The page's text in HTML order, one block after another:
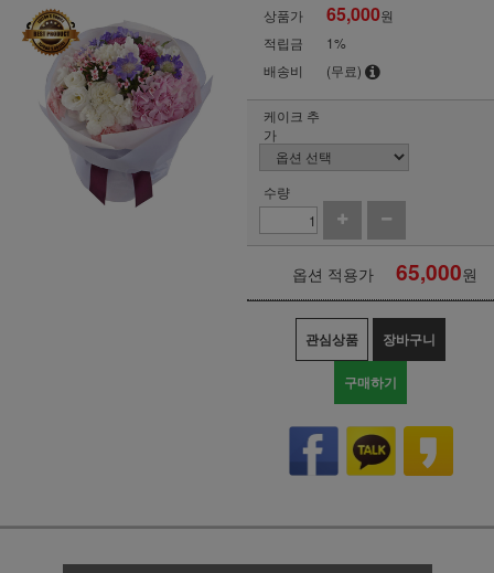
상품가 65,000원
적립금
1%
배송비
(무료)
케이크 추
가
수량
옵션 적용가 65,000원
관심상품 장바구니
구매하기